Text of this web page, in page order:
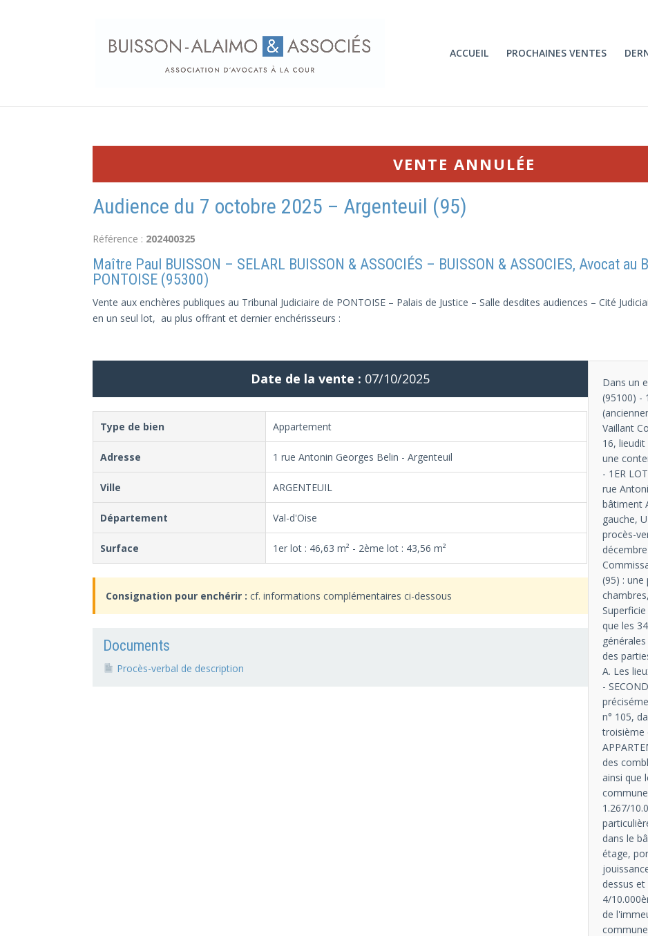
ACCUEIL PROCHAINES VENTES
VENTE ANNULÉE
Audience du 7 octobre 2025 – Argenteuil (95)
Référence : 202400325
Maître Paul BUISSON – SELARL BUISSON & ASSOCIÉS – BUISSON & ASSOCIES, Avocat au
PONTOISE (95300)
Vente aux enchères publiques au Tribunal Judiciaire de PONTOISE – Palais de Justice – Salle desdites audiences – Cité
en un seul lot, au plus offrant et dernier enchérisseurs :
Date de la vente : 07/10/2025
Type de bien Appartement
Adresse 1 rue Antonin Georges Belin - Argenteuil
Ville ARGENTEUIL
Département Val-d'Oise
Surface 1er lot : 46,63 m² - 2ème lot : 43,56 m²
Consignation pour enchérir : cf. informations complémentaires ci-dessous
Documents
Procès-verbal de description
Dans un
(95100) -
Vaillant
16,
une
- 1ER
rue
bâtiment
gauche,
procès-
(95) : une
que les
des
A. Les
-
n° 105,
troisième
des
ainsi que
1.267/
dans le
étage,
dessus
4/
de